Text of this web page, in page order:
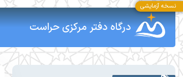
درگاه دفتر مرکزی حراست
نسخه آزمایشی